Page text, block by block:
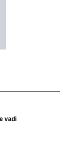
vadi